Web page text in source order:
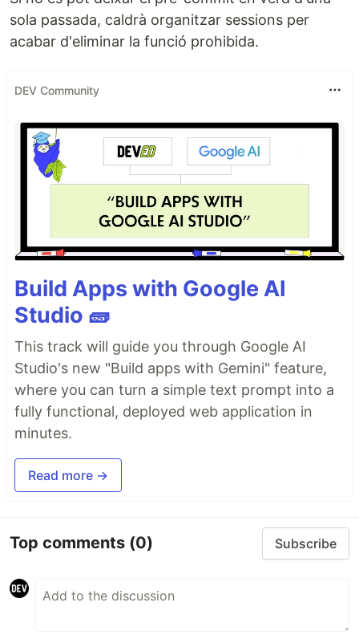
sola passada, caldrà organitzar sessions per
acabar d'eliminar la funció prohibida.
DEV Community
Build Apps with Google AI
Studio 🧱
This track will guide you through Google AI
Studio's new "Build apps with Gemini" feature,
where you can turn a simple text prompt into a
fully functional, deployed web application in
minutes.
Read more →
Top comments (0) Subscribe